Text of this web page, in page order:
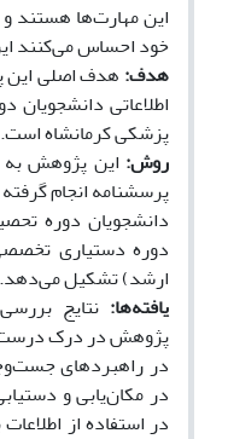
این مهارت‌ها هستند و
خود احساس می‌کنند
هدف: هدف اصلی
اطلاعاتی دانشجویان
پزشکی کرمانشاه است.
روش: این پژوهش
ارشد) تشکیل می‌دهد.
یافته‌ها: نتایج